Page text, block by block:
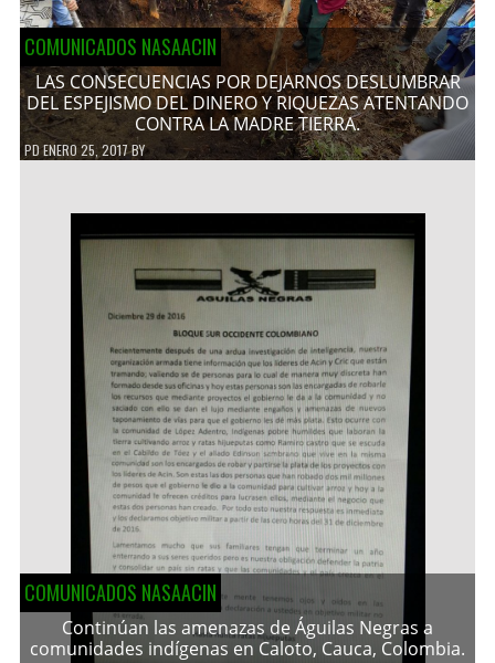
COMUNICADOS NASAACIN
LAS CONSECUENCIAS POR DEJARNOS DESLUMBRAR
DEL ESPEJISMO DEL DINERO Y RIQUEZAS ATENTANDO
CONTRA LA MADRE TIERRA.
PDENERO 25, 2017BY
COMUNICADOS NASAACIN
Continúan las amenazas de Águilas Negras a
comunidades indígenas en Caloto, Cauca, Colombia.